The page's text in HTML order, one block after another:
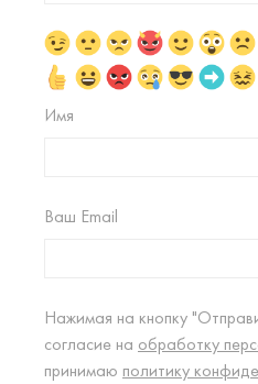
Имя
Ваш Email
Нажимая на кнопку
согласие на обработку
принимаю политику